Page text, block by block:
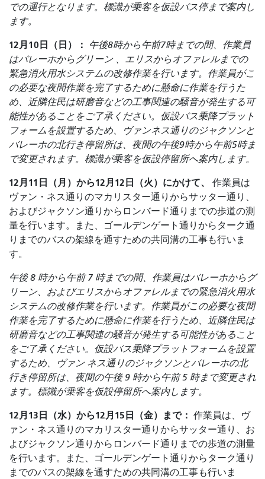
での運行となります。標識が乗客を仮設バス停まで案内し
ます。
12月10日（日）：
午後8時から午前7時までの間、作業員
はバレーホからグリーン、エリスからオファレルまでの
緊急消火用水システムの改修作業を行います。作業員がこ
の必要な夜間作業を完了するために懸命に作業を行うた
め、近隣住民は研磨音などの工事関連の騒音が発生する可
能性があることをご了承ください。仮設バス乗降プラット
フォームを設置するため、ヴァンネス通りのジャクソンと
バレーホの北行き停留所は、夜間の午後9時から午前5時ま
で変更されます。標識が乗客を仮設停留所へ案内します。
12月11日（月）から12月12日（火）にかけて、
作業員は
ヴァン・ネス通りのマカリスター通りからサッター通り、
およびジャクソン通りからロンバード通りまでの歩道の測
量を行います。また、ゴールデンゲート通りからターク通
りまでのバスの架線を通すための共同溝の工事も行いま
す。
午後 8 時から午前 7 時までの間、作業員はバレーホからグ
リーン、およびエリスからオファレルまでの緊急消火用水
システムの改修作業を行います。作業員がこの必要な夜間
作業を完了するために懸命に作業を行うため、近隣住民は
研磨音などの工事関連の騒音が発生する可能性があること
をご了承ください。仮設バス乗降プラットフォームを設置
するため、ヴァン ネス通りのジャクソンとバレーホの北
行き停留所は、夜間の午後 9 時から午前 5 時まで変更され
ます。標識が乗客を仮設停留所へ案内します。
12月13日（水）から12月15日（金）まで： 作業員は、ヴ
ァン・ネス通りのマカリスター通りからサッター通り、お
よびジャクソン通りからロンバード通りまでの歩道の測量
を行います。また、ゴールデンゲート通りからターク通り
までのバスの架線を通すための共同溝の工事も行いま